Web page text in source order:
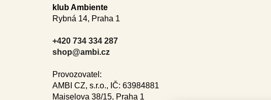
klub Ambiente
Rybná 14, Praha 1
+420 734 334 287
shop@ambi.cz
Provozovatel:
AMBI CZ, s.r.o., IČ: 63984881
Maiselova 38/15, Praha 1